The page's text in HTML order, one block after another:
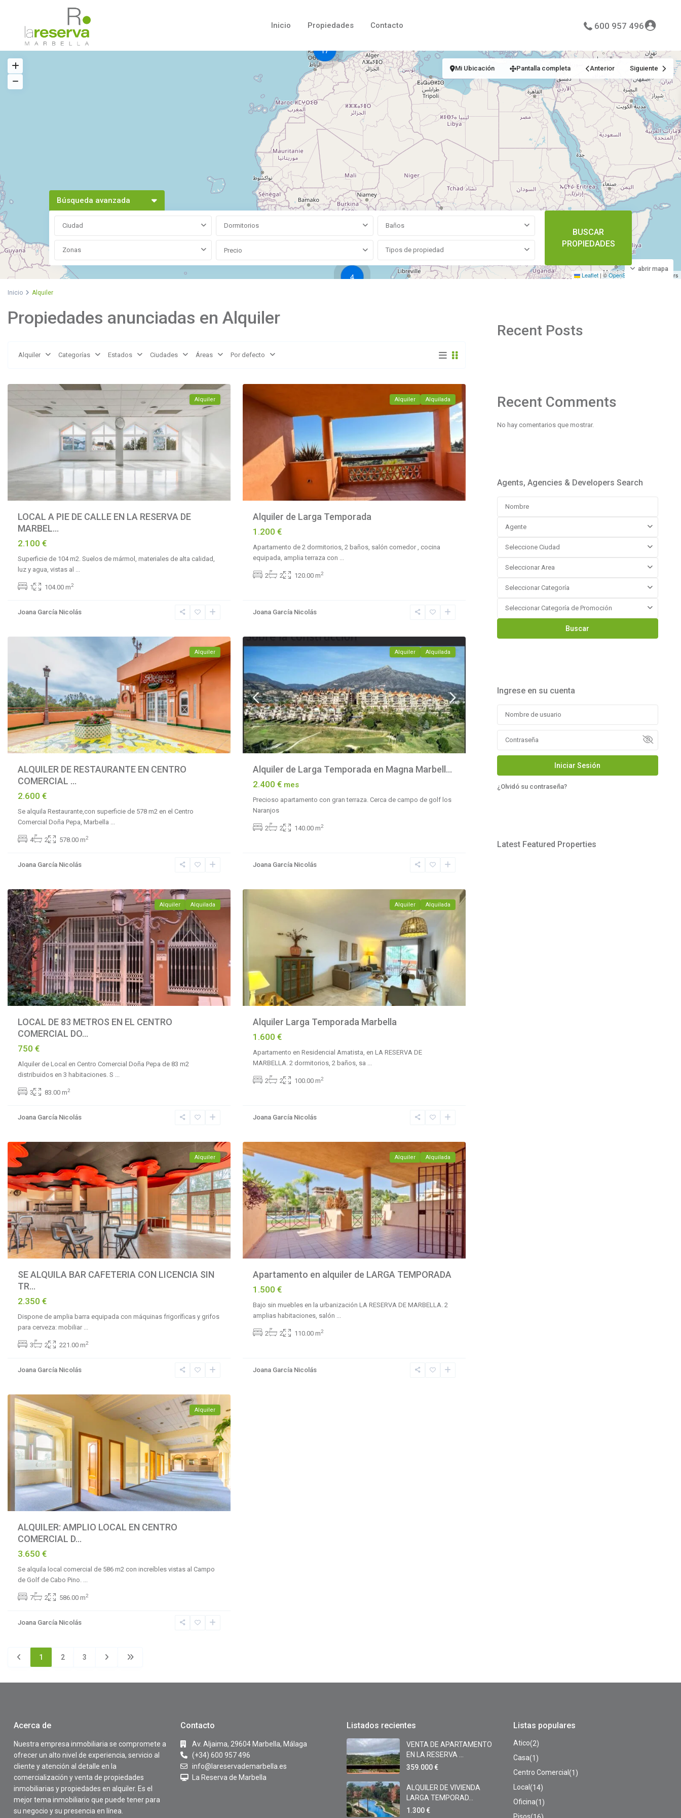
Inicio Propiedades Contacto 600 957 496
17
4 Leaflet | ©OpenStreetMap contributors
abrir mapa
Mi Ubicación Pantalla completa Anterior Siguiente
Búsqueda avanzada
Ciudad Dormitorios Baños
Zonas Precio Tipos de propiedad
BUSCAR
PROPIEDADES
Inicio Alquiler
Propiedades anunciadas en Alquiler
Alquiler Categorías Estados Ciudades Áreas Por defecto
de
Alquiler
LOCAL A PIE DE CALLE EN LA RESERVA DE
MARBEL...
2.100 €
Superficie de 104 m2. Suelos de mármol, materiales de alta calidad,
luz y agua, vistas al ...
1 104.00 m2
Joana García Nicolás
Alquiler Alquilada
Alquiler de Larga Temporada
1.200 €
Apartamento de 2 dormitorios, 2 baños, salón comedor , cocina
equipada, amplia terraza con ...
2 2 120.00 m2
Joana García Nicolás
Reserva
Marbella,
Alquiler
ALQUILER DE RESTAURANTE EN CENTRO
COMERCIAL ...
2.600 €
Se alquila Restaurante,con superficie de 578 m2 en el Centro
Comercial Doña Pepa, Marbella ...
4 2 578.00 m2
Joana García Nicolás
Alquiler Alquilada
Alquiler de Larga Temporada en Magna Marbell...
2.400 € mes
Precioso apartamento con gran terraza. Cerca de campo de golf los
Naranjos
2 2 140.00 m2
Joana García Nicolás
Reserva
Marbella,
Alquiler Alquilada
LOCAL DE 83 METROS EN EL CENTRO
COMERCIAL DO...
750 €
Alquiler de Local en Centro Comercial Doña Pepa de 83 m2
distribuidos en 3 habitaciones. S ...
3 83.00 m2
Joana García Nicolás
Alquiler Alquilada
Alquiler Larga Temporada Marbella
1.600 €
Apartamento en Residencial Amatista, en LA RESERVA DE
MARBELLA. 2 dormitorios, 2 baños, sa ...
2 2 100.00 m2
Joana García Nicolás
Reserva
Marbella,
Alquiler
SE ALQUILA BAR CAFETERIA CON LICENCIA SIN
TR...
2.350 €
Dispone de amplia barra equipada con máquinas frigoríficas y grifos
para cerveza: mobiliar ...
3 2 221.00 m2
Joana García Nicolás
La
Marbella,
Alquiler Alquilada
Apartamento en alquiler de LARGA TEMPORADA
1.500 €
Bajo sin muebles en la urbanización LA RESERVA DE MARBELLA. 2
amplias habitaciones, salón ...
2 2 110.00 m2
Joana García Nicolás
Reserva
Marbella,
Alquiler
ALQUILER: AMPLIO LOCAL EN CENTRO
COMERCIAL D...
3.650 €
Se alquila local comercial de 586 m2 con increíbles vistas al Campo
de Golf de Cabo Pino. ...
7 2 586.00 m2
Joana García Nicolás
1 2 3
Recent Posts
Recent Comments
No hay comentarios que mostrar.
Agents, Agencies & Developers Search
Agente
Seleccione Ciudad
Seleccionar Area
Seleccionar Categoría
Seleccionar Categoría de Promoción
Buscar
Ingrese en su cuenta
Iniciar Sesión
¿Olvidó su contraseña?
Latest Featured Properties
Acerca de
Nuestra empresa inmobiliaria se compromete a
ofrecer un alto nivel de experiencia, servicio al
cliente y atención al detalle en la
comercialización y venta de propiedades
inmobiliarias y propiedades en alquiler. Es el
mejor tema inmobiliario que puede tener para
su negocio y su presencia en línea.
Contacto
Av. Aljaima, 29604 Marbella, Málaga
(+34) 600 957 496
info@lareservademarbella.es
La Reserva de Marbella
Listados recientes
VENTA DE APARTAMENTO
EN LA RESERVA ...
359.000 €
ALQUILER DE VIVIENDA
LARGA TEMPORAD...
1.300 €
Listas populares
Atico(2)
Casa(1)
Centro Comercial (1)
Local (14)
Oficina(1)